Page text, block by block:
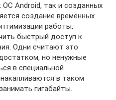
Android, так и созданных
создание временных
работы,
быстрый доступ к
Одни считают это
но ненужные
в специальной
в таком
гигабайты.